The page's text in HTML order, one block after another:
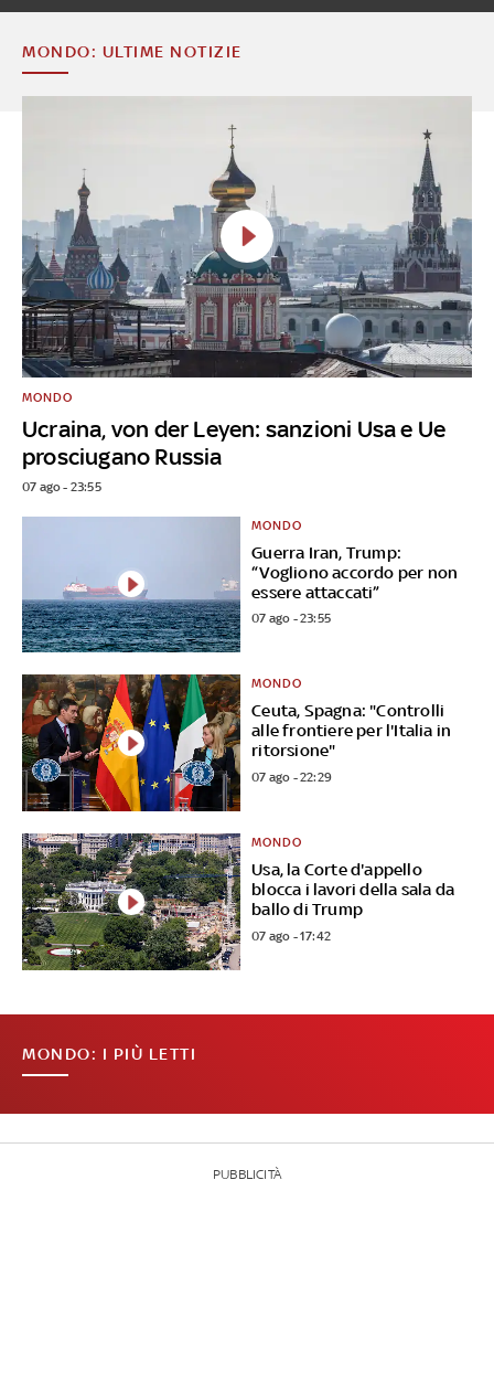
MONDO: ULTIME NOTIZIE
Ucraina, von der Leyen: sanzioni Usa e Ue
prosciugano Russia
MONDO
07 ago - 23:55
Guerra Iran, Trump:
“Vogliono accordo per non
essere attaccati”
MONDO
07 ago - 23:55
Ceuta, Spagna: "Controlli
alle frontiere per l'Italia in
ritorsione"
MONDO
07 ago - 22:29
Usa, la Corte d'appello
blocca i lavori della sala da
ballo di Trump
MONDO
07 ago - 17:42
MONDO: I PIÙ LETTI
PUBBLICITÀ